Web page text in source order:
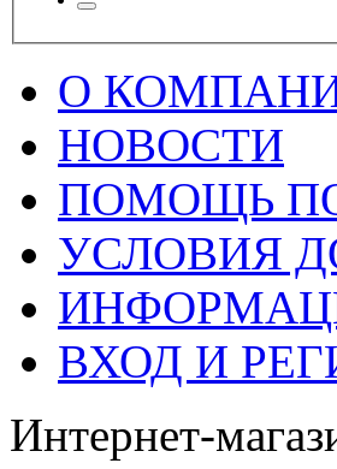
О
НОВОСТИ
ПОМОЩЬ
УСЛОВИЯ
ВХОД И
Интернет-